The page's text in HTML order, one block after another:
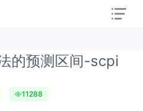
的预测区间-scpi
11288